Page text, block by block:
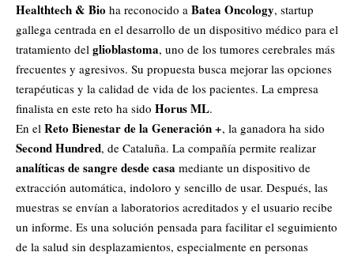
Healthtech & Bio ha reconocido a Batea Oncology, startup
gallega centrada en el desarrollo de un dispositivo médico para el
tratamiento del glioblastoma, uno de los tumores cerebrales más
frecuentes y agresivos. Su propuesta busca mejorar las opciones
terapéuticas y la calidad de vida de los pacientes. La empresa
finalista en este reto ha sido Horus ML.
En el Reto Bienestar de la Generación +, la ganadora ha sido
Second Hundred, de Cataluña. La compañía permite realizar
analíticas de sangre desde casa mediante un dispositivo de
extracción automática, indoloro y sencillo de usar. Después, las
muestras se envían a laboratorios acreditados y el usuario recibe
un informe. Es una solución pensada para facilitar el seguimiento
de la salud sin desplazamientos, especialmente en personas